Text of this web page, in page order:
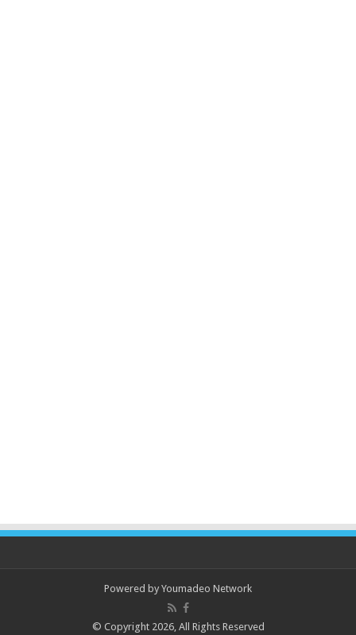
Powered by Youmadeo Network
© Copyright 2026, All Rights Reserved